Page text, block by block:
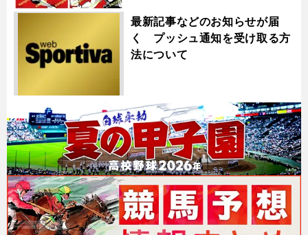
最新記事などのお知らせが届
く プッシュ通知を受け取る方
法について